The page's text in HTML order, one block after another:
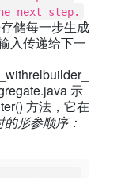
next step.
储每一步生成
入传递给下一
示
方法，它在
的形参顺序：